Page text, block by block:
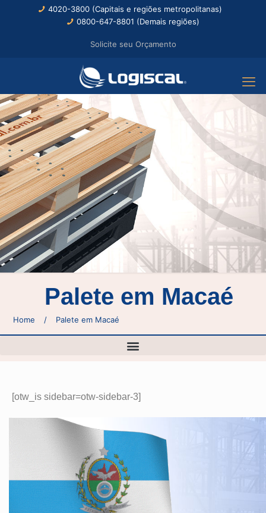
4020-3800 (Capitais e regiões metropolitanas)
0800-647-8801 (Demais regiões)
Solicite seu Orçamento
Palete em Macaé
Home / Palete em Macaé
[otw_is sidebar=otw-sidebar-3]